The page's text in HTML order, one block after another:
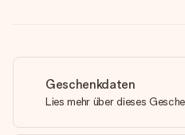
Geschenkdaten
Lies mehr über dieses